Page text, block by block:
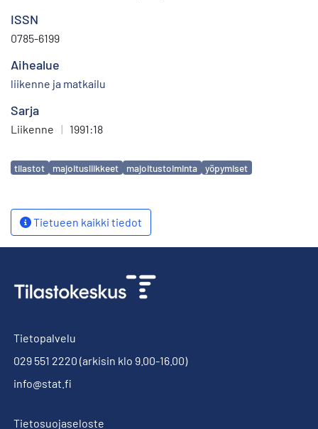
ISSN
0785-6199
Aihealue
liikenne ja matkailu
Sarja
Liikenne | 1991:18
Avainsanat
tilastot majoitusliikkeet majoitustoiminta yöpymiset
Tietueen kaikki tiedot
Tietopalvelu
029 551 2220 (arkisin klo 9.00-16.00)
info@stat.fi
Tietosuojaseloste